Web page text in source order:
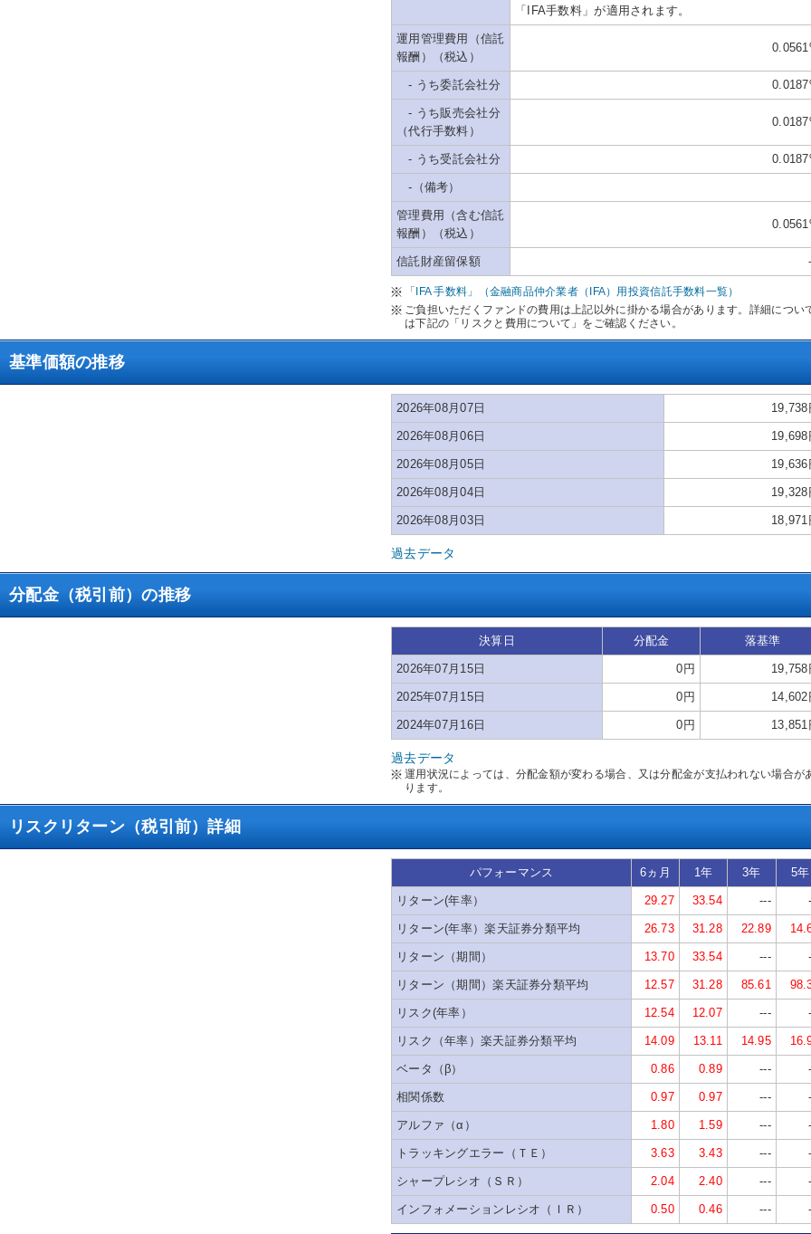
「IFA手数料」が適用されます。
運用管理費用（信託
報酬）（税込）
- うち委託会社分
- うち販売会社分
（代行手数料）
- うち受託会社分
-（備考）
管理費用（含む信託
報酬）（税込）
信託財産留保額
「IFA 手数料」（金融商品仲介業者（IFA）用投資信託手数料一覧）
ご負担いただくファンドの費用は上記以外に掛かる場合があります。詳細につい
は下記の「リスクと費用について」をご確認ください。
基準価額の推移
2026年08月07日 19,738
2026年08月06日 19,698
2026年08月05日 19,636
2026年08月04日 19,328
2026年08月03日 18,971
過去データ
分配金（税引前）の推移
決算日 分配金 落基準
2026年07月15日 0円 19,758
2025年07月15日 0円 14,602
2024年07月16日 0円 13,851
過去データ
運用状況によっては、分配金額が変わる場合、又は分配金が支払われない場合が
ります。
リスクリターン（税引前）詳細
パフォーマンス 6ヵ月 1年 3年 5年
リターン(年率） 29.27 33.54 ---
リターン(年率）楽天証券分類平均 26.73 31.28 22.89
リターン（期間） 13.70 33.54 ---
リターン（期間）楽天証券分類平均 12.57 31.28 85.61
リスク(年率） 12.54 12.07 ---
リスク（年率）楽天証券分類平均 14.09 13.11 14.95
ベータ（β） 0.86 0.89 ---
相関係数 0.97 0.97 ---
アルファ（α） 1.80 1.59 ---
トラッキングエラー（ＴＥ） 3.63 3.43 ---
シャープレシオ（ＳＲ） 2.04 2.40 ---
インフォメーションレシオ（ＩＲ） 0.50 0.46 ---